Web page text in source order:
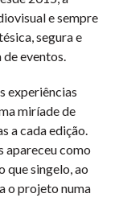
e sempre
segura e
de eventos.
experiências
miríade de
a cada edição.
apareceu como
que singelo, ao
o projeto numa